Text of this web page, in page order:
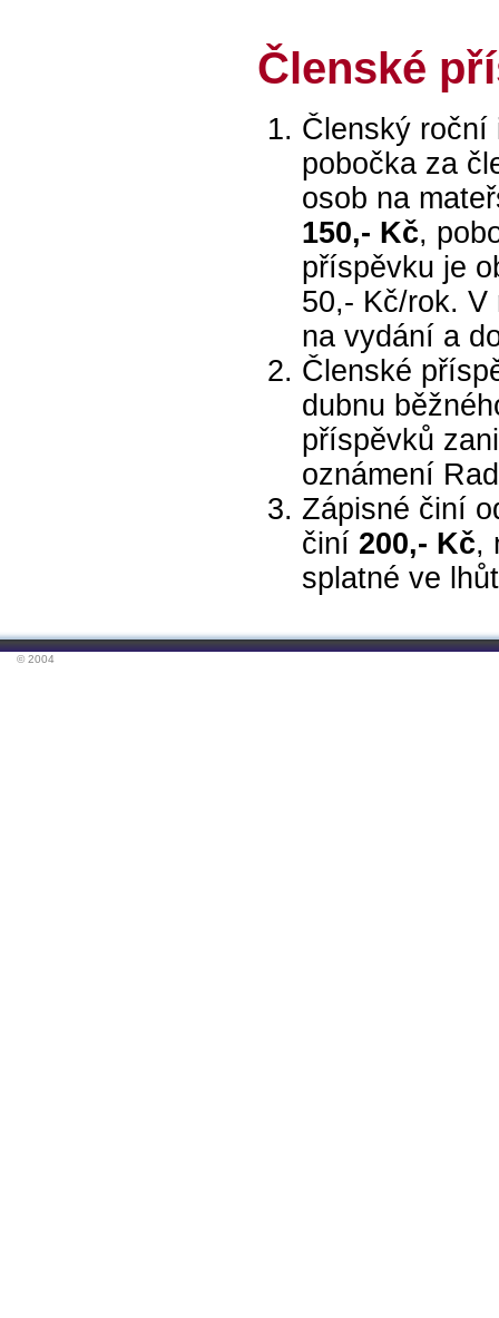
Členské
Členský
pobočka za
osob na
150,- Kč,
příspěvku je
50,- Kč/rok.
na vydání a
Členské
dubnu
příspěvků
oznámení
Zápisné činí
činí 200,- Kč,
splatné ve
© 2004